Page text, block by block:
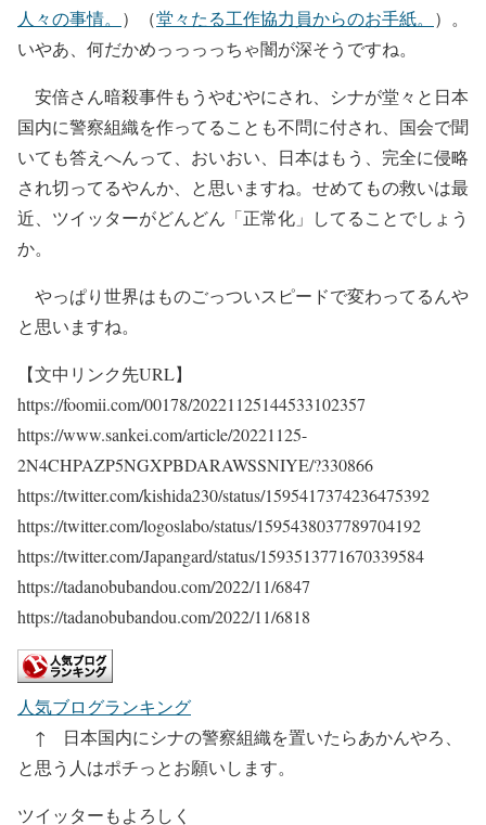
人々の事情。 ）（堂々たる工作協力員からのお手紙。 ）。
いやあ、何だかめっっっっちゃ闇が深そうですね。
安倍さん暗殺事件もうやむやにされ、シナが堂々と日本
国内に警察組織を作ってることも不問に付され、国会で聞
いても答えへんって、おいおい、日本はもう、完全に侵略
され切ってるやんか、と思いますね。せめてもの救いは最
近、ツイッターがどんどん「正常化」してることでしょう
か。
やっぱり世界はものごっついスピードで変わってるんや
と思いますね。
【文中リンク先URL】
https://foomii.com/00178/20221125144533102357
https://www.sankei.com/article/20221125-
2N4CHPAZP5NGXPBDARAWSSNIYE/?330866
https://twitter.com/kishida230/status/1595417374236475392
https://twitter.com/logoslabo/status/1595438037789704192
https://twitter.com/Japangard/status/1593513771670339584
https://tadanobubandou.com/2022/11/6847
https://tadanobubandou.com/2022/11/6818
人気ブログランキング
↑ 日本国内にシナの警察組織を置いたらあかんやろ、
と思う人はポチっとお願いします。
ツイッターもよろしく